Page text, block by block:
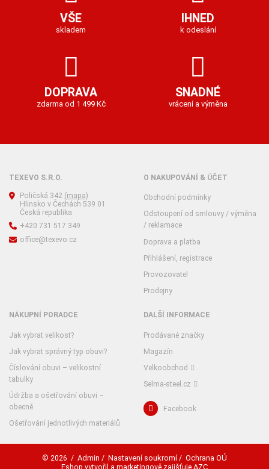
VŠE
skladem
IHNED
k odeslání
DOPRAVA
zdarma od 1 499 Kč
SNADNÉ
vrácení a výměna
TEXEVO S.R.O.
Poličská 342 (mapa)
Hlinsko v Čechách 539 01
Česká republika
+420 731 517 349
office@texevo.cz
O NAKUPOVÁNÍ & ÚČET
Obchodní podmínky
Odstoupení od smlouvy / výměna
/ reklamace
Doprava a platba
Přihlášení, registrace
Provozovatel
Prodejny
NÁKUPNÍ PORADCE
Jak vybrat velikost?
Jak vybrat správný typ obuvi?
Číslování obuvi – velikostní
tabulky
Údržba a ošetřování obuvi –
obecně
Ošetřování jednotlivých materiálů
DALŠÍ INFORMACE
Prodávané značky
Magazín
Velkoobchod
Selma-steel.cz
Facebook
© 2026 / Admin / Nastavení soukromí/ Ochrana OÚ
Eshop vytvořil a marketingově zajišťuje AZC